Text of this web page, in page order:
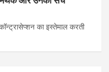
का इस्तेमाल करती